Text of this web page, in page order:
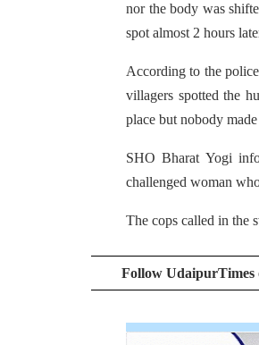
nor the body was
spot almost 2 hours
According to the
villagers spotted the
place but nobody
SHO Bharat Yogi
challenged woman
The cops called in the
Follow UdaipurTimes